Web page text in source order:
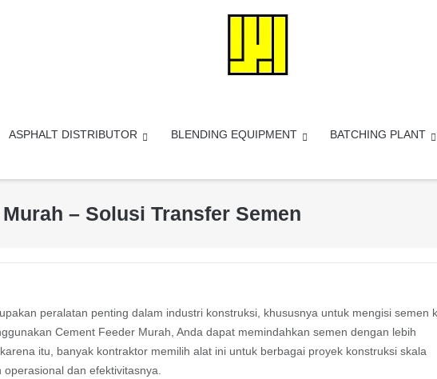
ASPHALT DISTRIBUTOR BLENDING EQUIPMENT BATCHING PLANT
– Solusi Transfer Semen
peralatan penting dalam industri konstruksi, khususnya untuk mengisi semen
Cement Feeder Murah, Anda dapat memindahkan semen dengan lebih
itu, banyak kontraktor memilih alat ini untuk berbagai proyek konstruksi skala
dan efektivitasnya.